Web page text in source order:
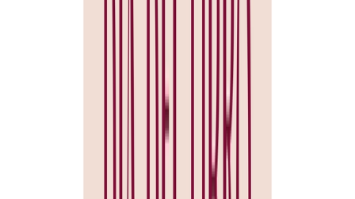
"Cuentos para niños perversos", Los clásicos infantiles han llegado
hasta nuestros días dulcificados por Perrault, los hermanos Grimm y
posteriormente por Disney. Los Cuentos en verso para niños
perversos constituyen una especie de retorno a los cuentos populares
en toda su esencia.Utilizando historias tan conocidas como La
cenicienta o Caperucita Roja, viajamos a los mundos del "érase una
vez" pero por los caminos más insospechados. Los cuentos están